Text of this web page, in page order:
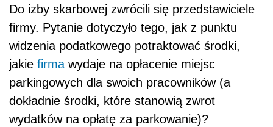
Do izby skarbowej zwrócili się przedstawiciele
firmy. Pytanie dotyczyło tego, jak z punktu
widzenia podatkowego potraktować środki,
jakie firmawydaje na opłacenie miejsc
parkingowych dla swoich pracowników (a
dokładnie środki, które stanowią zwrot
wydatków na opłatę za parkowanie)?